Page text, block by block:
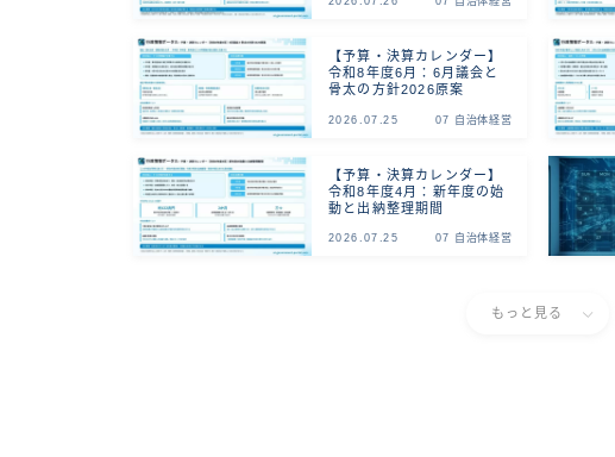
【予算・決算カレンダー】
令和8年度6月：6月議会と
骨太の方針2026原案
2026.07.25 07 自治体経営
【予算・決算カレンダー】
令和8年度4月：新年度の始
動と出納整理期間
2026.07.25 07 自治体経営
もっと見る